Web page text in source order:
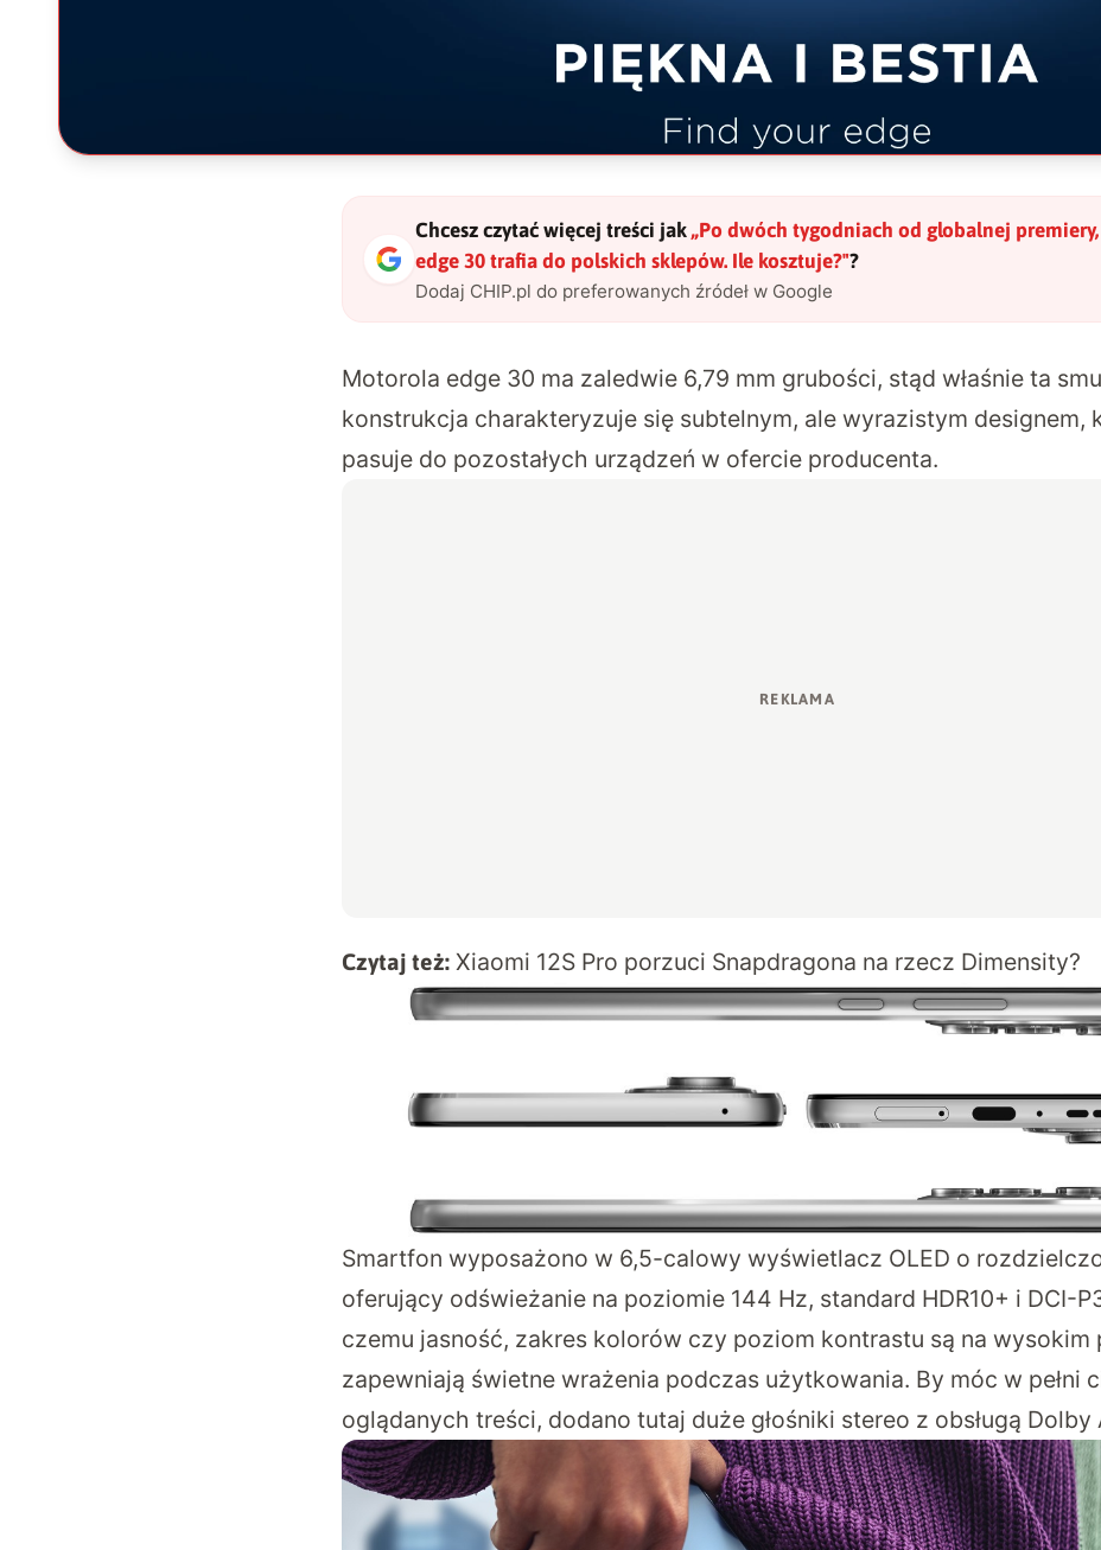
Chcesz czytać więcej treści jak „Po dwóch tygodniach od globalnej
edge 30 trafia do polskich sklepów. Ile kosztuje?"?
Dodaj CHIP.pl do preferowanych źródeł w Google
Motorola edge 30 ma zaledwie 6,79 mm grubości, stąd właśnie ta
konstrukcja charakteryzuje się subtelnym, ale wyrazistym designem,
pasuje do pozostałych urządzeń w ofercie producenta.
Czytaj też: Xiaomi 12S Pro porzuci Snapdragona na rzecz Dimensity?
Smartfon wyposażono w 6,5-calowy wyświetlacz OLED o
oferujący odświeżanie na poziomie 144 Hz, standard HDR10+ i DCI-
czemu jasność, zakres kolorów czy poziom kontrastu są na wysokim
zapewniają świetne wrażenia podczas użytkowania. By móc w pełni
oglądanych treści, dodano tutaj duże głośniki stereo z obsługą Dolby